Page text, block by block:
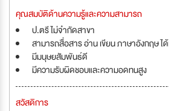
คุณสมบัติด้านความรู้และความสามารถ
ป.ตรี ไม่จำกัดสาขา
สามารถสื่อสาร อ่าน เขียน ภาษาอังกฤษ ไ
มีมนุษยสัมพันธ์ดี
มีความรับผิดชอบและความอดทนสูง
สวัสดิการ